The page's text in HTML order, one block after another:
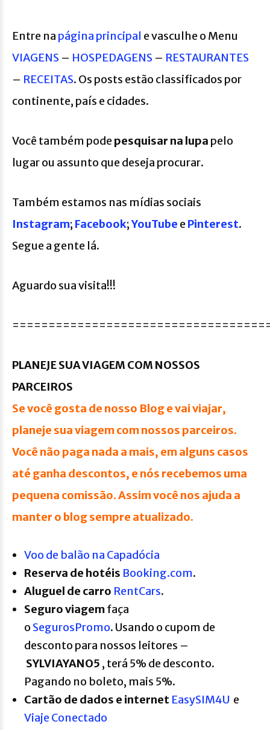
Entre na página principal e vasculhe o Menu
VIAGENS – HOSPEDAGENS – RESTAURANTES
– RECEITAS. Os posts estão classificados por
continente, país e cidades.
Você também podepesquisar na lupa pelo
lugar ou assunto que deseja procurar.
Também estamos nas mídias sociais
Instagram; Facebook;YouTube ePinterest.
Segue a gente lá.
Aguardo sua visita!!!
PLANEJE SUA VIAGEM COM NOSSOS
PARCEIROS
Se você gosta de nosso Blog e vai viajar,
planeje sua viagem com nossos parceiros.
Você não paga nada a mais, em alguns casos
até ganha descontos, e nós recebemos uma
pequena comissão.Assim você nos ajuda a
manter o blog sempre atualizado.
Voo de balão na Capadócia
Reserva de hotéis Booking.com.
Aluguel de carro RentCars.
Seguro viagemfaça
o SegurosPromo. Usando o cupom de
desconto para nossos leitores –
SYLVIAYANO5 , terá 5% de desconto.
Pagando no boleto, mais 5%.
Cartão de dados e internet EasySIM4U e
Viaje Conectado